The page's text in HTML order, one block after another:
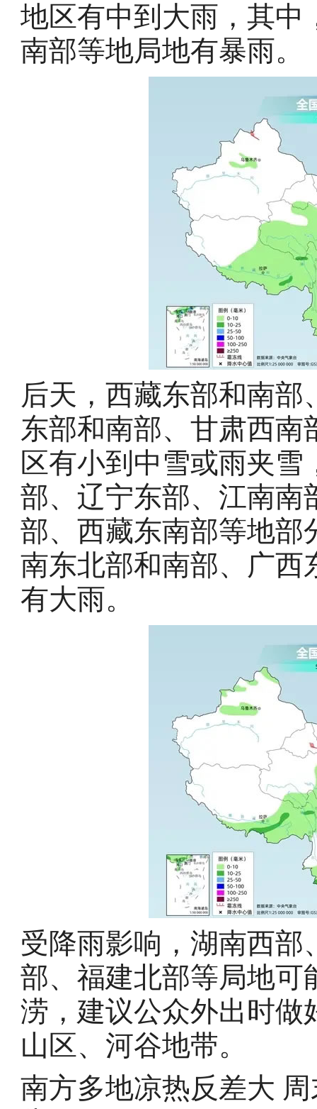
地区有中到大雨，其中
南部等地局地有暴雨。
后天，西藏东部和南
东部和南部、甘肃西
区有小到中雪或雨夹
部、辽宁东部、江南南
部、西藏东南部等地部
南东北部和南部、广西
有大雨。
受降雨影响，湖南西
部、福建北部等局地可
涝，建议公众外出时做
山区、河谷地带。
南方多地凉热反差大